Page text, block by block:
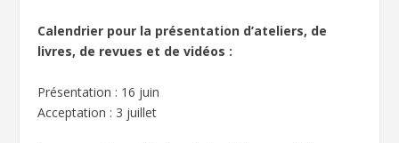
Calendrier pour la présentation d’ateliers, de
livres, de revues et de vidéos :
Présentation : 16 juin
Acceptation : 3 juillet